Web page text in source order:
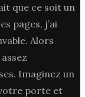
que ce soit un
pages, j’ai
Alors
Imaginez un
porte et